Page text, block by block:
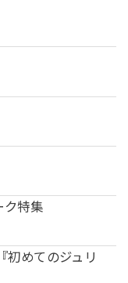
ク特集
初めてのジュリ